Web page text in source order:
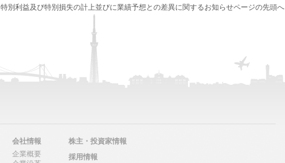
特別利益及び特別損失の計上並びに業績予想との差異に関するお知らせページの先頭へ
会社情報
企業概要
株主・投資家情報
採用情報